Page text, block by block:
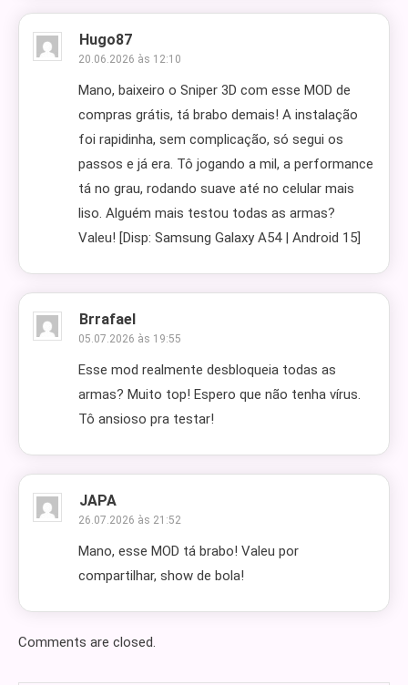
Hugo87
20.06.2026 às 12:10
Mano, baixeiro o Sniper 3D com esse MOD de
compras grátis, tá brabo demais! A instalação
foi rapidinha, sem complicação, só segui os
passos e já era. Tô jogando a mil, a performance
tá no grau, rodando suave até no celular mais
liso. Alguém mais testou todas as armas?
Valeu! [Disp: Samsung Galaxy A54 | Android 15]
Brrafael
05.07.2026 às 19:55
Esse mod realmente desbloqueia todas as
armas? Muito top! Espero que não tenha vírus.
Tô ansioso pra testar!
JAPA
26.07.2026 às 21:52
Mano, esse MOD tá brabo! Valeu por
compartilhar, show de bola!
Comments are closed.